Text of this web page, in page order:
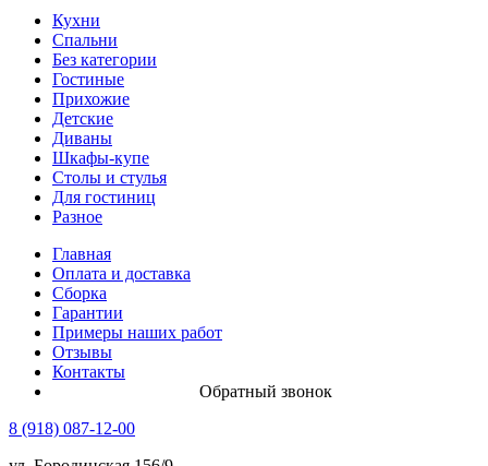
Кухни
Спальни
Без категории
Гостиные
Прихожие
Детские
Диваны
Шкафы-купе
Столы и стулья
Для гостиниц
Разное
Главная
Оплата и доставка
Сборка
Гарантии
Примеры наших работ
Отзывы
Контакты
Обратный звонок
8 (918) 087-12-00